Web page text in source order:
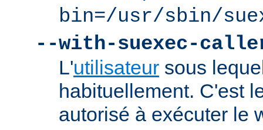
bin=/usr/sbin/
--with-suexec-
L'utilisateur sous
habituellement. C'est
autorisé à exécuter le